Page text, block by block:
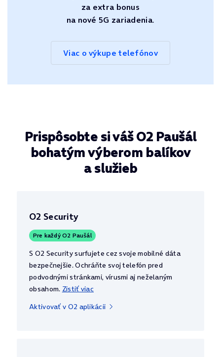
za extra bonus
na nové 5G zariadenia.
Viac o výkupe telefónov
Prispôsobte si váš O2 Paušál
bohatým výberom balíkov
a služieb
O2 Security
Pre každý O2 Paušál
S O2 Security surfujete cez svoje mobilné dáta
bezpečnejšie. Ochráňte svoj telefón pred
podvodnými stránkami, vírusmi aj neželaným
obsahom. Zistiť viac
Aktivovať v O2 aplikácii